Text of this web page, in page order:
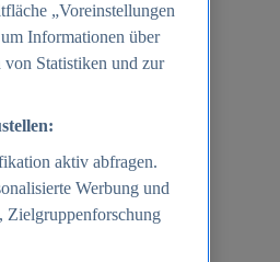
„Voreinstellungen
Informationen über
Statistiken und zur
aktiv abfragen.
Werbung und
Zielgruppenforschung